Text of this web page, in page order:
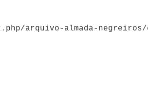
arquivo-almada-